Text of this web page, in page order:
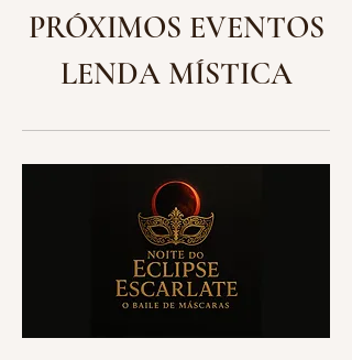
PRÓXIMOS EVENTOS
LENDA MÍSTICA